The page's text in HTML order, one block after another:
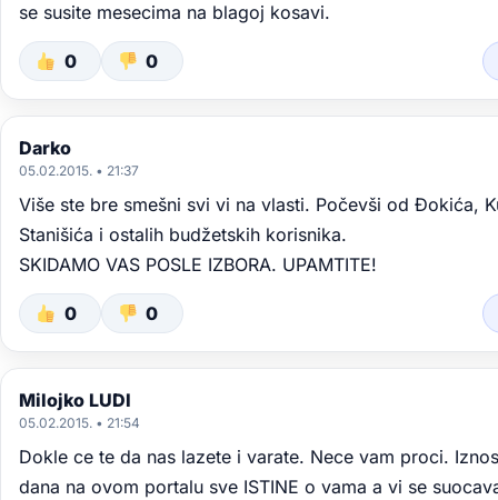
se susite mesecima na blagoj kosavi.
0 0
Darko
05.02.2015. • 21:37
Više ste bre smešni svi vi na vlasti. Počevši od Đokića,
Stanišića i ostalih budžetskih korisnika.
SKIDAMO VAS POSLE IZBORA. UPAMTITE!
0 0
Milojko LUDI
05.02.2015. • 21:54
Dokle ce te da nas lazete i varate. Nece vam proci.
dana na ovom portalu sve ISTINE o vama a vi se